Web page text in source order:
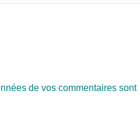
de vos commentaires sont